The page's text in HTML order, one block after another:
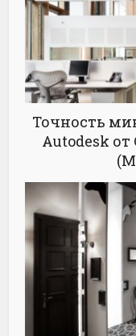
Точность
Autodesk